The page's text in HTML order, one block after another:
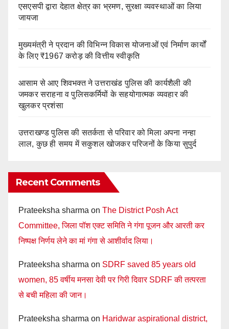
एसएसपी द्वारा देहात क्षेत्र का भ्रमण, सुरक्षा व्यवस्थाओं का लिया
जायजा
मुख्यमंत्री ने प्रदान की विभिन्न विकास योजनाओं एवं निर्माण कार्यों
के लिए ₹1967 करोड़ की वित्तीय स्वीकृति
आसाम से आए शिवभक्त ने उत्तराखंड पुलिस की कार्यशैली की
जमकर सराहना व पुलिसकर्मियों के सहयोगात्मक व्यवहार की
खुलकर प्रशंसा
उत्तराखण्ड पुलिस की सतर्कता से परिवार को मिला अपना नन्हा
लाल, कुछ ही समय में सकुशल खोजकर परिजनों के किया सुपुर्द
Recent Comments
Prateeksha sharma on The District Posh Act
Committee, जिला पॉश एक्ट समिति ने गंगा पूजन और आरती कर
निष्पक्ष निर्णय लेने का मां गंगा से आशीर्वाद लिया।
Prateeksha sharma on SDRF saved 85 years old
women, 85 वर्षीय मनसा देवी पर गिरी दिवार SDRF की तत्परता
से बची महिला की जान।
Prateeksha sharma on Haridwar aspirational district,